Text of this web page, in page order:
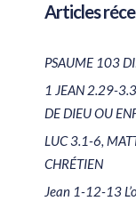
Articles
PSAUME 103
1 JEAN 2.29-
DE DIEU OU
LUC 3.1-6,
CHRÉTIEN
Jean 1-12-13